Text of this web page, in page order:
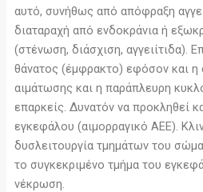
αυτό, συνήθως από απόφραξη
διαταραχή από ενδοκράνια ή
(στένωση, διάσχιση, αγγειίτιδα).
θάνατος (έμφρακτο) εφόσον και η
αιμάτωσης και η παράπλευρη
επαρκείς. Δυνατόν να προκληθεί
εγκεφάλου (αιμορραγικό ΑΕΕ).
δυσλειτουργία τμημάτων του
το συγκεκριμένο τμήμα του
νέκρωση.